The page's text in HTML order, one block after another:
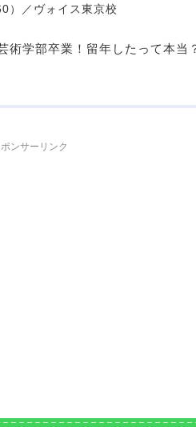
）／ヴォイス東京校
術学部卒業！留年したって本当
ンサーリンク